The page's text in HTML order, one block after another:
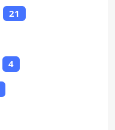
21
4